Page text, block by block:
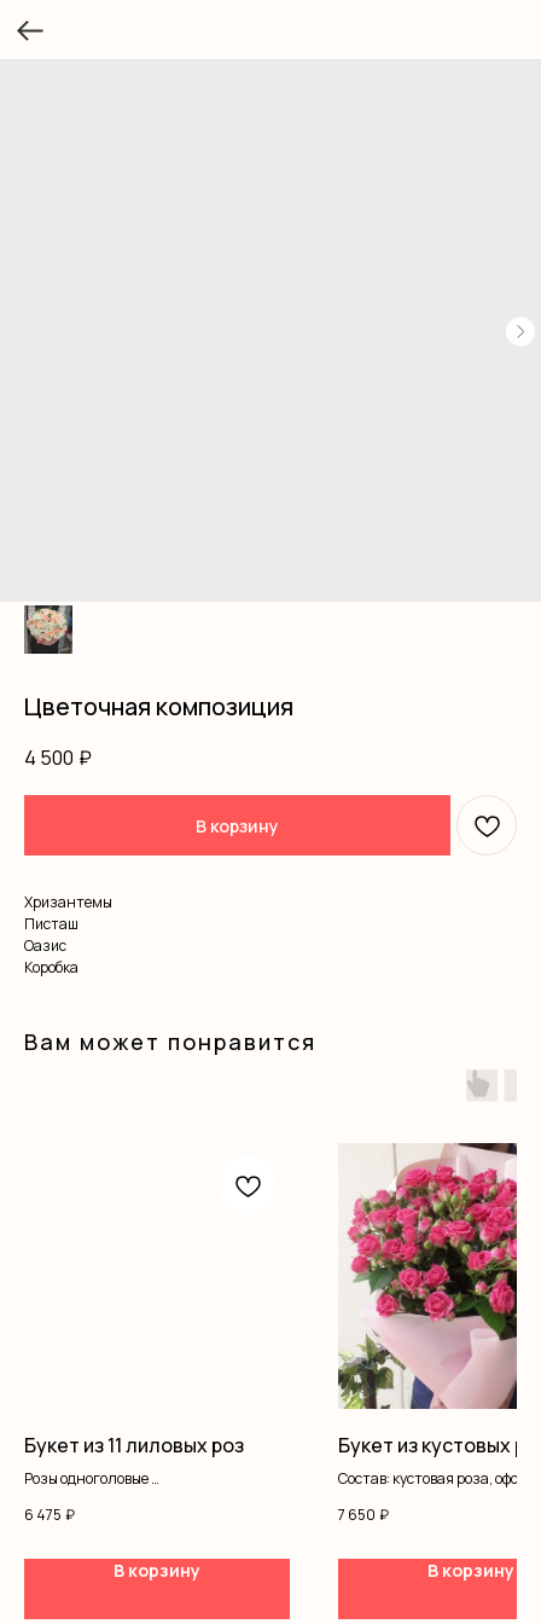
Цветочная композиция
4 500 ₽
В корзину
Хризантемы
Писташ
Оазис
Коробка
Вам может понравится
Букет из 11 лиловых роз
Розы одноголовые
6 475 ₽
В корзину
Букет из кустовых
Состав: кустовая роза,
7 650 ₽
В корзину